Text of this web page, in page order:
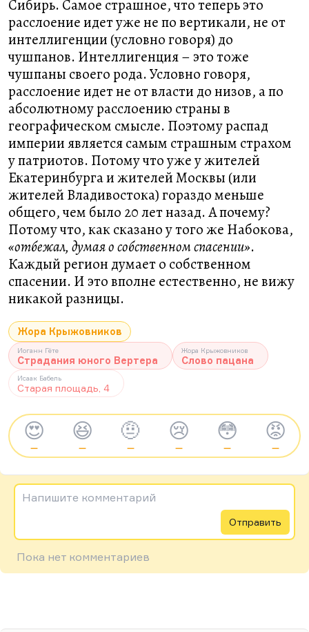
Сибирь. Самое страшное, что теперь это
расслоение идет уже не по вертикали, не от
интеллигенции (условно говоря) до
чушпанов. Интеллигенция – это тоже
чушпаны своего рода. Условно говоря,
расслоение идет не от власти до низов, а по
абсолютному расслоению страны в
географическом смысле. Поэтому распад
империи является самым страшным страхом
у патриотов. Потому что уже у жителей
Екатеринбурга и жителей Москвы (или
жителей Владивостока) гораздо меньше
общего, чем было 20 лет назад. А почему?
Потому что, как сказано у того же Набокова,
«отбежал, думая о собственном спасении».
Каждый регион думает о собственном
спасении. И это вполне естественно, не вижу
никакой разницы.
Жора Крыжовников
Иоганн Гёте
Страдания юного Вертера
Жора Крыжовников
Слово пацана
Исаак Бабель
Старая площадь, 4
😍
—
😆
—
🤨
—
😢
—
😳
—
😡
—
Напишите комментарий
Отправить
Пока нет комментариев